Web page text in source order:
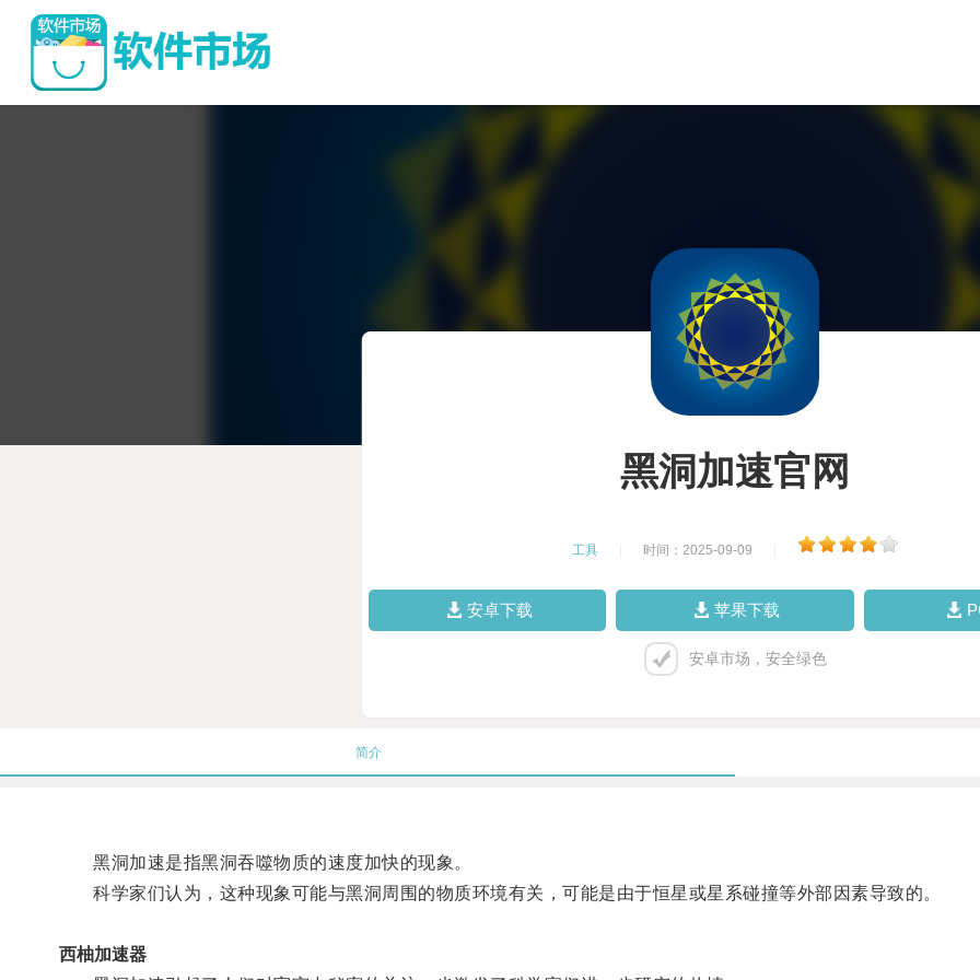
黑洞加速官网
工具 时间：2025-09-09
安卓下载 苹果下载
安卓市场，安全绿色
简介
黑洞加速是指黑洞吞噬物质的速度加快的现象。
科学家们认为，这种现象可能与黑洞周围的物质环境有关，可能是由于恒星或星系碰撞等外部因素导致的。
西柚加速器